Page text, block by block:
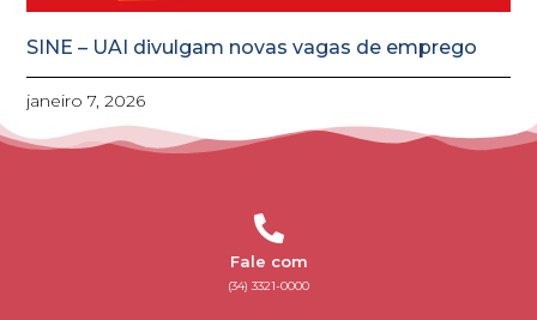
SINE – UAI divulgam novas vagas de emprego
janeiro 7, 2026
Fale com
(34) 3321-0000